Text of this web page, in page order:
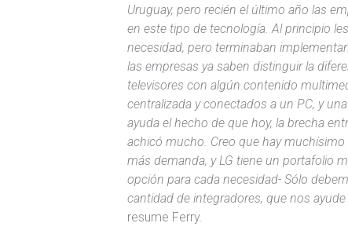
Uruguay, pero recién el último año las
en este tipo de tecnología. Al principio
necesidad, pero terminaban
las empresas ya saben distinguir la
televisores con algún contenido
centralizada y conectados a un PC, y
ayuda el hecho de que hoy, la brecha
achicó mucho. Creo que hay
más demanda, y LG tiene un portafolio
opción para cada necesidad- Sólo
cantidad de integradores, que nos
resume Ferry.